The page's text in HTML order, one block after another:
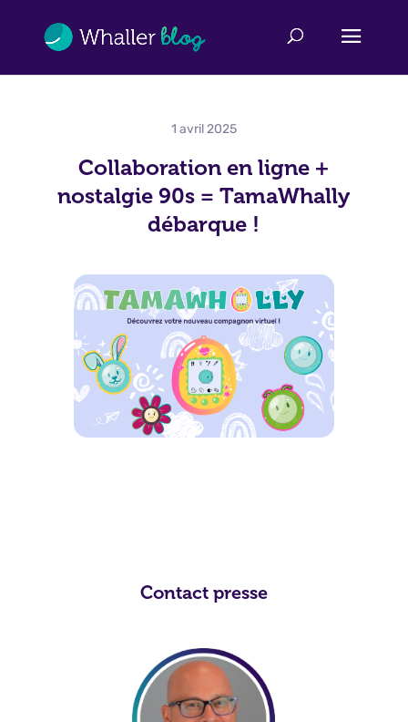
1 avril 2025
Collaboration en ligne +
nostalgie 90s = TamaWhally
débarque !
Contact presse